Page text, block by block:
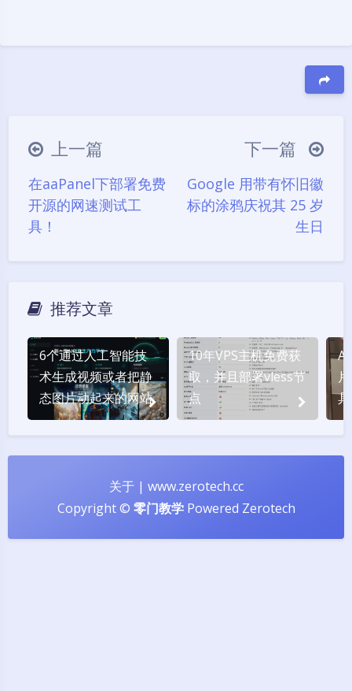
上一篇
在aaPanel下部署免费
开源的网速测试工
具！
下一篇
Google 用带有怀旧徽
标的涂鸦庆祝其 25 岁
生日
推荐文章
6个通过人工智能技
术生成视频或者把静
态图片动起来的网站
10年VPS主机免费获
取，并且部署vless节
点
关于| www.zerotech.cc
Copyright © 零门教学Powered Zerotech